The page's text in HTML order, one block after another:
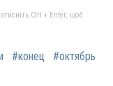
Ctrl + Enter, щоб
#конец
#октябрь